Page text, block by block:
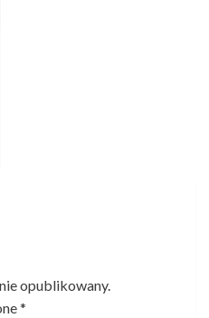
opublikowany.
*